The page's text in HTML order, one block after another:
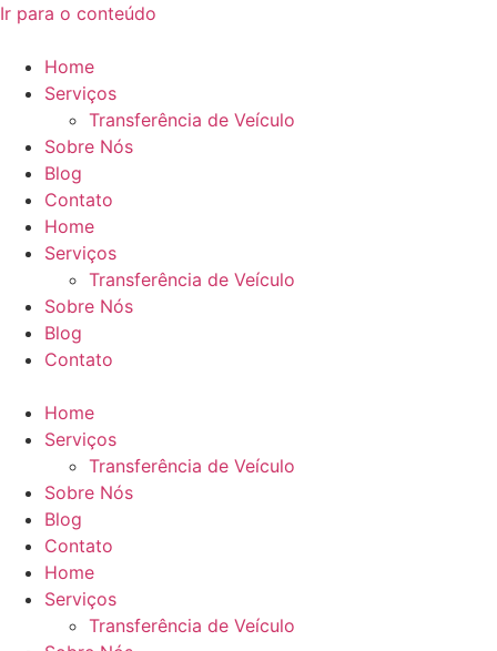
Ir para o conteúdo
Home
Serviços
Transferência de Veículo
Sobre Nós
Blog
Contato
Home
Serviços
Transferência de Veículo
Sobre Nós
Blog
Contato
Home
Serviços
Transferência de Veículo
Sobre Nós
Blog
Contato
Home
Serviços
Transferência de Veículo